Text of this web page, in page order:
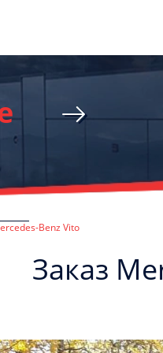
Benz Vito
Заказ